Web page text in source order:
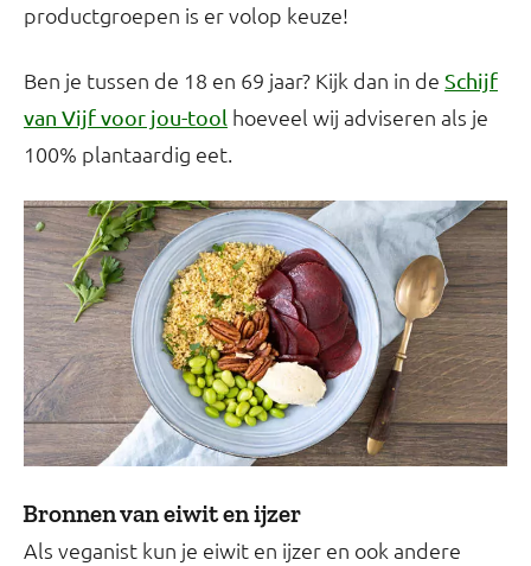
productgroepen is er volop keuze!
Ben je tussen de 18 en 69 jaar? Kijk dan in de Schijf
van Vijf voor jou-tool hoeveel wij adviseren als je
100% plantaardig eet.
Bronnen van eiwit en ijzer
Als veganist kun je eiwit en ijzer en ook andere